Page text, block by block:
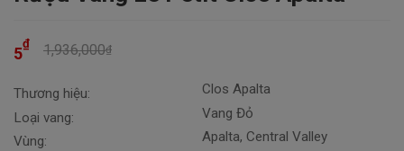
1,936,000₫
5
₫
Thương hiệu:
Loại vang:
Vùng:
Clos Apalta
Vang Đỏ
Apalta, Central Valley